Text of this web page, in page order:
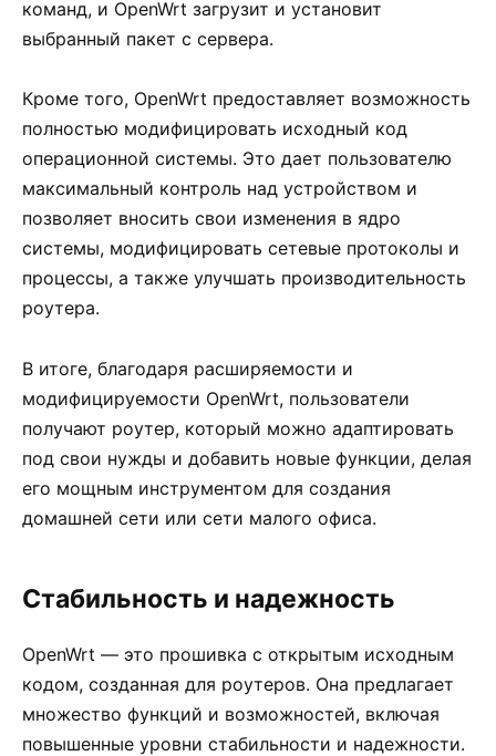
команд, и OpenWrt загрузит и установит
выбранный пакет с сервера.
Кроме того, OpenWrt предоставляет возможность
полностью модифицировать исходный код
операционной системы. Это дает пользователю
максимальный контроль над устройством и
позволяет вносить свои изменения в ядро
системы, модифицировать сетевые протоколы и
процессы, а также улучшать производительность
роутера.
В итоге, благодаря расширяемости и
модифицируемости OpenWrt, пользователи
получают роутер, который можно адаптировать
под свои нужды и добавить новые функции, делая
его мощным инструментом для создания
домашней сети или сети малого офиса.
Стабильность и надежность
OpenWrt — это прошивка с открытым исходным
кодом, созданная для роутеров. Она предлагает
множество функций и возможностей, включая
повышенные уровни стабильности и надежности.